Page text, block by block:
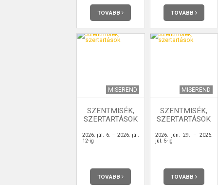
TOVÁBB TOVÁBB
MISEREND
SZENTMISÉK,
SZERTARTÁSOK
2026. júl. 6. – 2026. júl.
12-ig
TOVÁBB
MISEREND
SZENTMISÉK,
SZERTARTÁSOK
2026. jún. 29. – 2026.
júl. 5-ig
TOVÁBB